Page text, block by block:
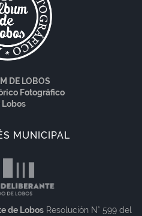
DE LOBOS
Fotográfico
Lobos
MUNICIPAL
de Lobos Resolución N° 599 del